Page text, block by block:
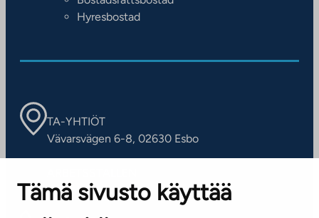
Tämä sivusto käyttää
Hyresbostad
TA-YHTIÖT
Vävarsvägen 6-8, 02630 Esbo
Kontaktinformation